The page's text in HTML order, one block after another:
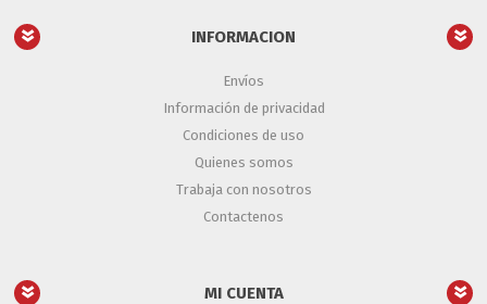
INFORMACION
Envíos
Información de privacidad
Condiciones de uso
Quienes somos
Trabaja con nosotros
Contactenos
MI CUENTA